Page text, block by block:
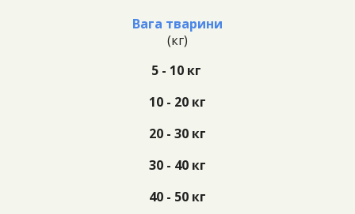
Вага тварини
(кг)
5- 10 кг
10 - 20 кг
20 - 30 кг
30 - 40 кг
40 - 50 кг